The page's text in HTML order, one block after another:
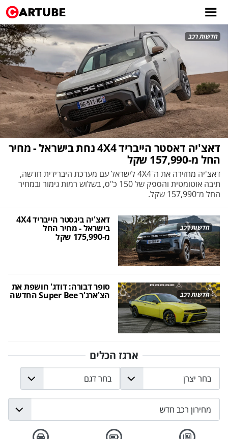
דאצ'יה דאסטר הייבריד 4X4 נחת בישראל - מחיר
החל מ-157,990 שקל
חדשות רכב
דאצ'יה מחזירה את ה־4X4 לישראל עם מערכת היברידית חדשה,
תיבה אוטומטית והספק של 150 כ"ס, בשלוש רמות גימור ובמחיר
החל מ־157,990 שקל.
דאצ'יה ביגסטר הייבריד 4X4
בישראל - מחיר החל
מ-175,990 שקל
חדשות רכב
סופר דבורה: דודג' חושפת את
הצ'ארג'ר Super Bee החדשה חדשות רכב
ארגז הכלים